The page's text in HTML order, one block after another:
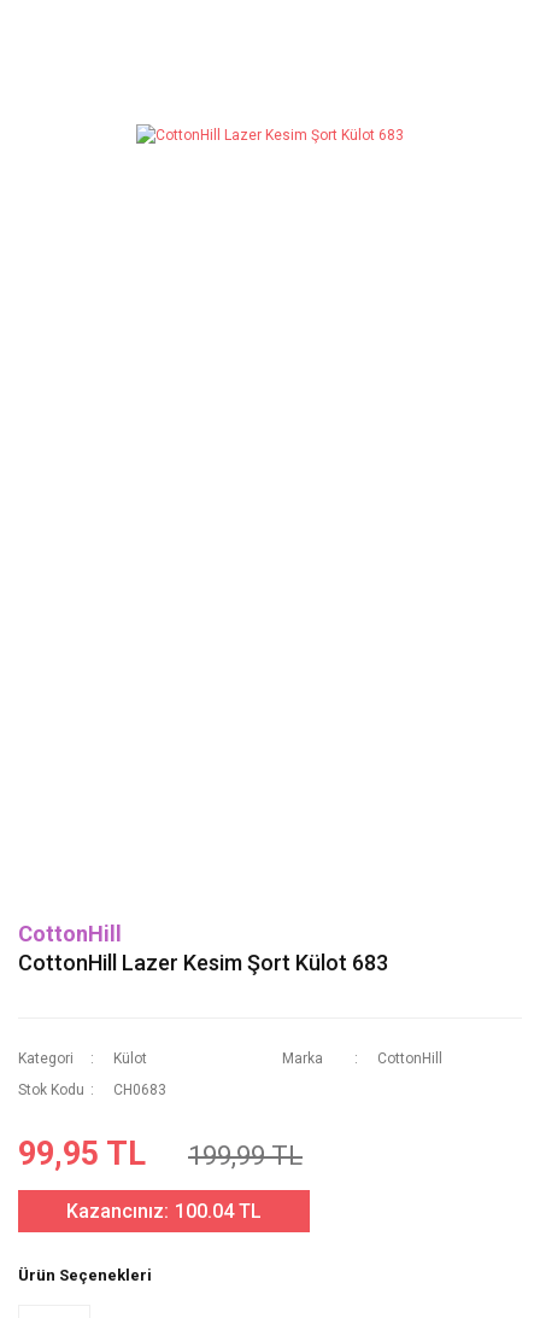
CottonHill
CottonHill Lazer Kesim Şort Külot 683
Kategori Külot Marka
CottonHill
Stok Kodu
CH0683
99,95 TL 199,99 TL
Kazancınız: 100.04 TL
Ürün Seçenekleri